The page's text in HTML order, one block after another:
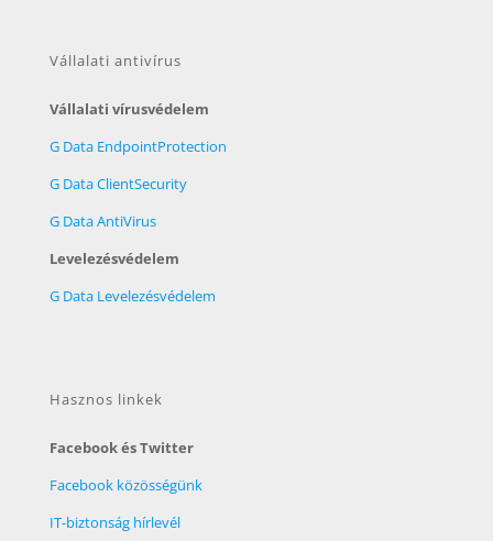
Vállalati antivírus
Vállalati vírusvédelem
G Data EndpointProtection
G Data ClientSecurity
G Data AntiVirus
Levelezésvédelem
G Data Levelezésvédelem
Hasznos linkek
Facebook és Twitter
Facebook közösségünk
IT-biztonság hírlevél